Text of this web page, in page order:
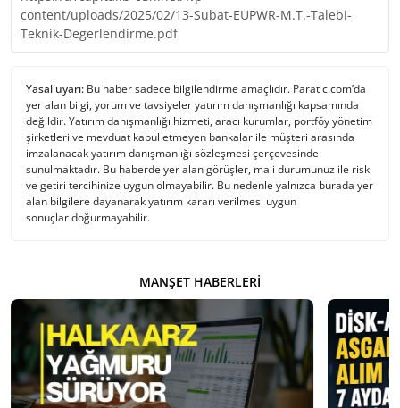
content/uploads/2025/02/13-Subat-EUPWR-M.T.-Talebi-
Teknik-Degerlendirme.pdf
Yasal uyarı: Bu haber sadece bilgilendirme amaçlıdır. Paratic.com’da
yer alan bilgi, yorum ve tavsiyeler yatırım danışmanlığı kapsamında
değildir. Yatırım danışmanlığı hizmeti, aracı kurumlar, portföy yönetim
şirketleri ve mevduat kabul etmeyen bankalar ile müşteri arasında
imzalanacak yatırım danışmanlığı sözleşmesi çerçevesinde
sunulmaktadır. Bu haberde yer alan görüşler, mali durumunuz ile risk
ve getiri tercihinize uygun olmayabilir. Bu nedenle yalnızca burada yer
alan bilgilere dayanarak yatırım kararı verilmesi uygun
sonuçlar doğurmayabilir.
MANŞET HABERLERI